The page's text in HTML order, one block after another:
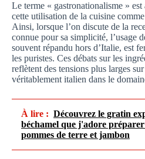
Le terme « gastronationalisme »
cette utilisation de la cuisine
Ainsi, lorsque l’on discute de la
connue pour sa simplicité, l’usage
souvent répandu hors d’Italie, est
les puristes. Ces débats sur les
reflètent des tensions plus larges
véritablement italien dans le
À lire : Découvrez le gratin
béchamel que j'adore
pommes de terre et jambon